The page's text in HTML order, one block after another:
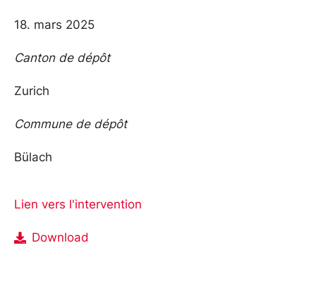
18. mars 2025
Canton de dépôt
Zurich
Commune de dépôt
Bülach
Lien vers l'intervention
Download